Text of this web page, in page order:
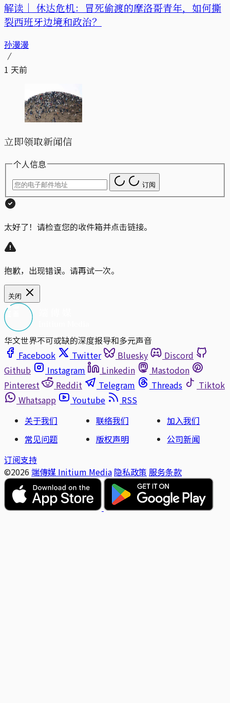
解读｜ 休达危机：冒死偷渡的摩洛哥青年，如何撕
裂西班牙边境和政治？
孙漫漫
1 天前
立即领取新闻信
个人信息
订阅
太好了！请检查您的收件箱并点击链接。
抱歉，出现错误。请再试一次。
关闭
华文世界不可或缺的深度报导和多元声音
Facebook
Twitter Bluesky
Discord
Github
Instagram Linkedin
Mastodon
Pinterest
Reddit Telegram Threads
Tiktok
Whatsapp
Youtube
RSS
关于我们
联络我们
加入我们
常见问题
版权声明
公司新闻
订阅支持
©2026 端傳媒 Initium Media 隐私政策 服务条款